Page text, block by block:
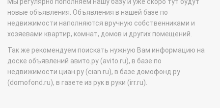
Мы регулярно пополняем нашу базу и уже скоро тут будут
новые объявления. Объявления в нашей базе по
недвижимости наполняются вручную собственниками и
хозяевами квартир, комнат, домов и других помещений.
Так же рекомендуем поискать нужную Вам информацию на
доске объявлений авито.ру (avito.ru), в базе по
недвижимости циан.ру (cian.ru), в базе домофонд.ру
(domofond.ru), в газете из рук в руки (irr.ru).